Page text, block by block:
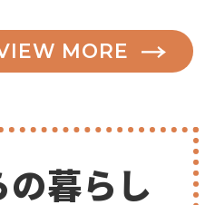
MORE
の暮らし